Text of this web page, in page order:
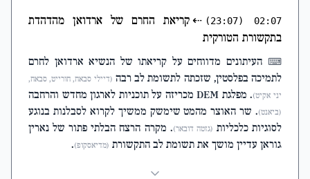
02:07
(23:07)
⇠קריאת החרם של ארדואן מהדהדת
בתקשורת הטורקית
⌨ העיתונים מדווחים על קריאתו של הנשיא ארדואן לחרם
לתמיכה בפלסטין, שזכתה לתשומת לב רבה (דיילי סבאח, חורייט, סבאח,
יני אקיט). מפלגת DEM מכריזה על תוכניות לארגון מחדש והרחבה
(ביאנט). שר האוצר מהמט שימשק ממשיך לקרוא לסבלנות בנוגע
לסוגיות כלכליות (גזטה דובאר). מקרה הרצח הבלתי פתור של נארין
גוראן עדיין מושך את תשומת לב התקשורת (מדיאסקופ).